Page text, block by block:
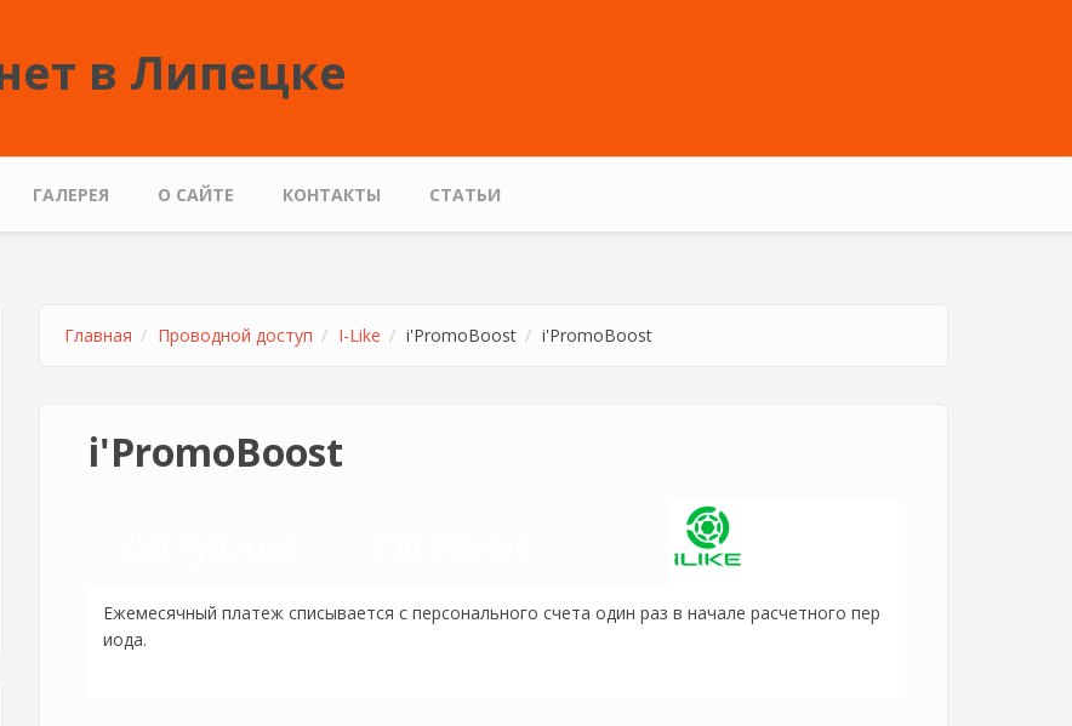
в Липецке
ГАЛЕРЕЯ О САЙТЕ КОНТАКТЫ СТАТЬИ
Главная Проводной доступ I-Like i'PromoBoost i'PromoBoost
i'PromoBoost
Ежемесячный платеж списывается с персонального счета один раз в начале расчетного пер
иода.